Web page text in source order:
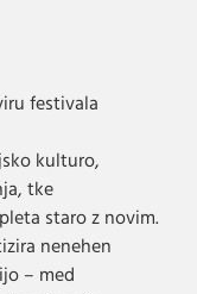
festivala
kulturo,
tke
staro z novim.
nenehen
– med